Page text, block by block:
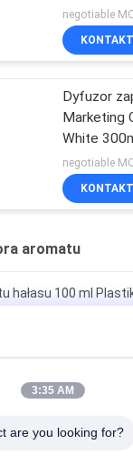
35dba
negotiable
KONTAKT
Dyfuzor
Marketing
White
Wifi App
negotiable
KONTAKT
aromatu
hałasu 100 ml
100 ml
3:35 AM
are you looking for?